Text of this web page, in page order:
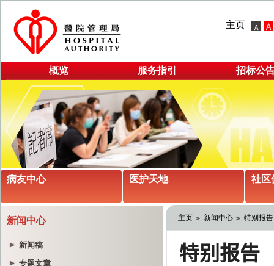
主页
概览 服务指引 招标公
病友中心 医护天地 社区
新闻中心
新闻稿
专题文章
主页 新闻中心 特别报告